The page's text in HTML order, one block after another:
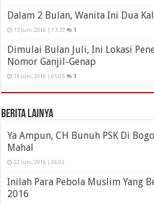
Dalam 2 Bulan, Wanita Ini Dua
13 Juni, 2016 | 13:33 1
Dimulai Bulan Juli, Ini Lokasi
Nomor Ganjil-Genap
18 Juni, 2016 | 05:05 1
Berita Lainya
Ya Ampun, CH Bunuh PSK Di
Mahal
22 Juni, 2016 | 06:02
Inilah Para Pebola Muslim Yang
2016